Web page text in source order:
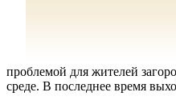
проблемой для жителей
среде. В последнее время